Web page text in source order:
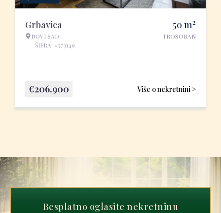
Grbavica
NOVI SAD
ŠIFRA: #573149
50 m2
TROSOBAN
Više o nekretnini >
€206.900
Besplatno oglasite nekretninu